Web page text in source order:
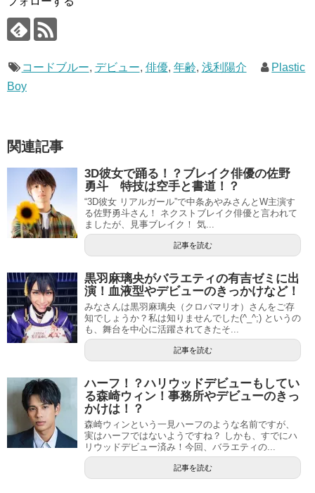
コードブルー, デビュー, 俳優, 年齢, 浅利陽介
Plastic
Boy
関連記事
3D彼女で踊る！？ブレイク俳優の佐野
勇斗 特技は空手と書道！？
“3D彼女 リアルガール”で中条あやみさんとW主演す
る佐野勇斗さん！ ネクストブレイク俳優と言われて
ましたが、見事ブレイク！ 気...
記事を読む
黒羽麻璃央がバラエティの有吉ゼミに出
演！血液型やデビューのきっかけなど！
みなさんは黒羽麻璃央（クロバマリオ）さんをご存
知でしょうか？私は知りませんでした(^_^;) というの
も、舞台を中心に活躍されてきたそ...
記事を読む
ハーフ！？ハリウッドデビューもしてい
る森崎ウィン！事務所やデビューのきっ
かけは！？
森崎ウィンという一見ハーフのような名前ですが、
実はハーフではないようですね？ しかも、すでにハ
リウッドデビュー済み！今回、バラエティの...
記事を読む